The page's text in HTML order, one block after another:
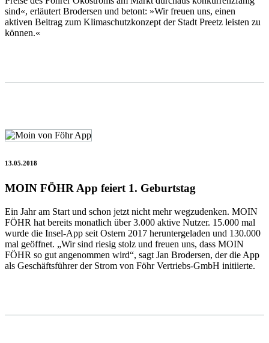
sind«, erläutert Brodersen und betont: »Wir freuen uns, einen
aktiven Beitrag zum Klimaschutzkonzept der Stadt Preetz leisten zu
können.«
13.05.2018
MOIN FÖHR App feiert 1. Geburtstag
Ein Jahr am Start und schon jetzt nicht mehr wegzudenken. MOIN
FÖHR hat bereits monatlich über 3.000 aktive Nutzer. 15.000 mal
wurde die Insel-App seit Ostern 2017 heruntergeladen und 130.000
mal geöffnet. „Wir sind riesig stolz und freuen uns, dass MOIN
FÖHR so gut angenommen wird“, sagt Jan Brodersen, der die App
als Geschäftsführer der Strom von Föhr Vertriebs-GmbH initiierte.